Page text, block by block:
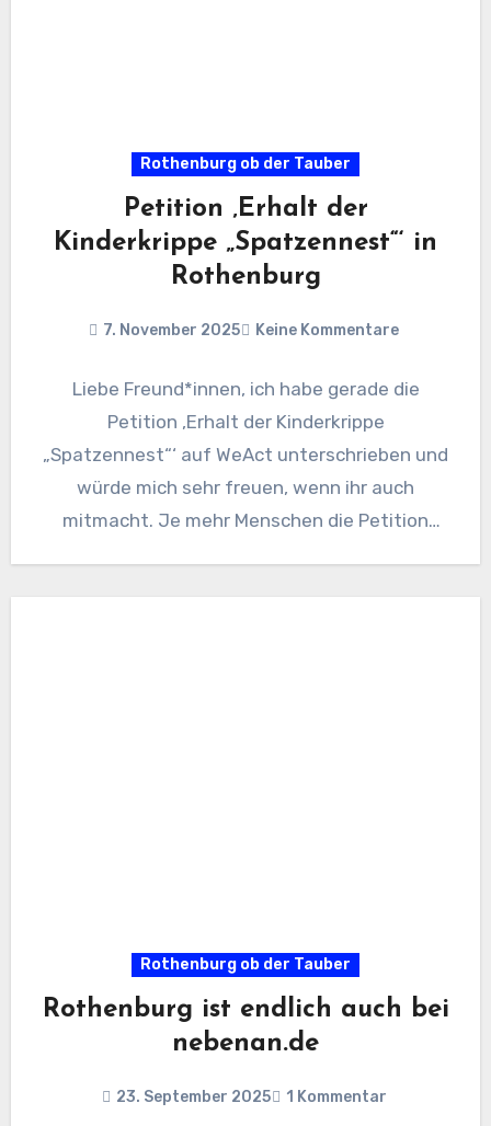
Rothenburg ob der Tauber
Petition ‚Erhalt der
Kinderkrippe „Spatzennest“‘ in
Rothenburg
7. November 2025 Keine Kommentare
Liebe Freund*innen, ich habe gerade die
Petition ‚Erhalt der Kinderkrippe
„Spatzennest“‘ auf WeAct unterschrieben und
würde mich sehr freuen, wenn ihr auch
mitmacht. Je mehr Menschen die Petition
Rothenburg ob der Tauber
Rothenburg ist endlich auch bei
nebenan.de
23. September 2025 1 Kommentar